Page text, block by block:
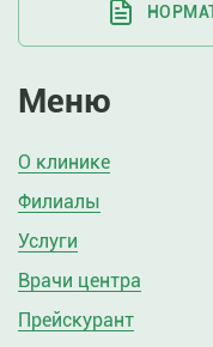
Меню
О клинике
Филиалы
Услуги
Врачи центра
Прейскурант